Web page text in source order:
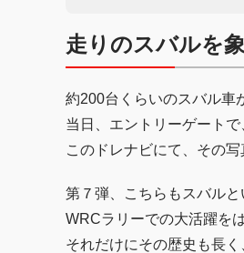
走りのスバルを
約200台くらいのスバル車
当日、エントリーゲート
このドレナビにて、その
第７弾、こちらもスバルと
WRCラリーでの大活躍を
それだけにその歴史も長